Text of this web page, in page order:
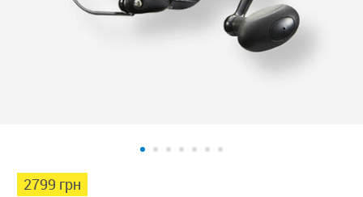
2799 грн